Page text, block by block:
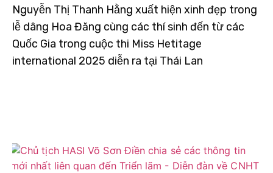
Nguyễn Thị Thanh Hằng xuất hiện xinh đẹp trong
lễ dâng Hoa Đăng cùng các thí sinh đến từ các
Quốc Gia trong cuộc thi Miss Hetitage
international 2025 diễn ra tại Thái Lan